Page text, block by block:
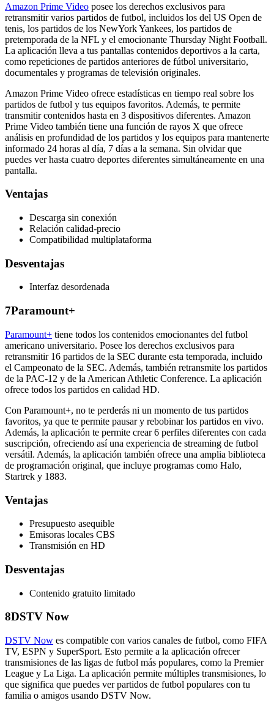
Amazon Prime Video posee los derechos exclusivos para
retransmitir varios partidos de futbol, incluidos los del US Open de
tenis, los partidos de los NewYork Yankees, los partidos de
pretemporada de la NFL y el emocionante Thursday Night Football.
La aplicación lleva a tus pantallas contenidos deportivos a la carta,
como repeticiones de partidos anteriores de fútbol universitario,
documentales y programas de televisión originales.
Amazon Prime Video ofrece estadísticas en tiempo real sobre los
partidos de futbol y tus equipos favoritos. Además, te permite
transmitir contenidos hasta en 3 dispositivos diferentes. Amazon
Prime Video también tiene una función de rayos X que ofrece
análisis en profundidad de los partidos y los equipos para mantenerte
informado 24 horas al día, 7 días a la semana. Sin olvidar que
puedes ver hasta cuatro deportes diferentes simultáneamente en una
pantalla.
Ventajas
Descarga sin conexión
Relación calidad-precio
Compatibilidad multiplataforma
Desventajas
Interfaz desordenada
7Paramount+
Paramount+ tiene todos los contenidos emocionantes del futbol
americano universitario. Posee los derechos exclusivos para
retransmitir 16 partidos de la SEC durante esta temporada, incluido
el Campeonato de la SEC. Además, también retransmite los partidos
de la PAC-12 y de la American Athletic Conference. La aplicación
ofrece todos los partidos en calidad HD.
Con Paramount+, no te perderás ni un momento de tus partidos
favoritos, ya que te permite pausar y rebobinar los partidos en vivo.
Además, la aplicación te permite crear 6 perfiles diferentes con cada
suscripción, ofreciendo así una experiencia de streaming de futbol
versátil. Además, la aplicación también ofrece una amplia biblioteca
de programación original, que incluye programas como Halo,
Startrek y 1883.
Ventajas
Presupuesto asequible
Emisoras locales CBS
Transmisión en HD
Desventajas
Contenido gratuito limitado
8DSTV Now
DSTV Now es compatible con varios canales de futbol, como FIFA
TV, ESPN y SuperSport. Esto permite a la aplicación ofrecer
transmisiones de las ligas de futbol más populares, como la Premier
League y La Liga. La aplicación permite múltiples transmisiones, lo
que significa que puedes ver partidos de futbol populares con tu
familia o amigos usando DSTV Now.